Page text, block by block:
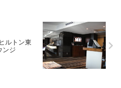
ルトン東
ジ